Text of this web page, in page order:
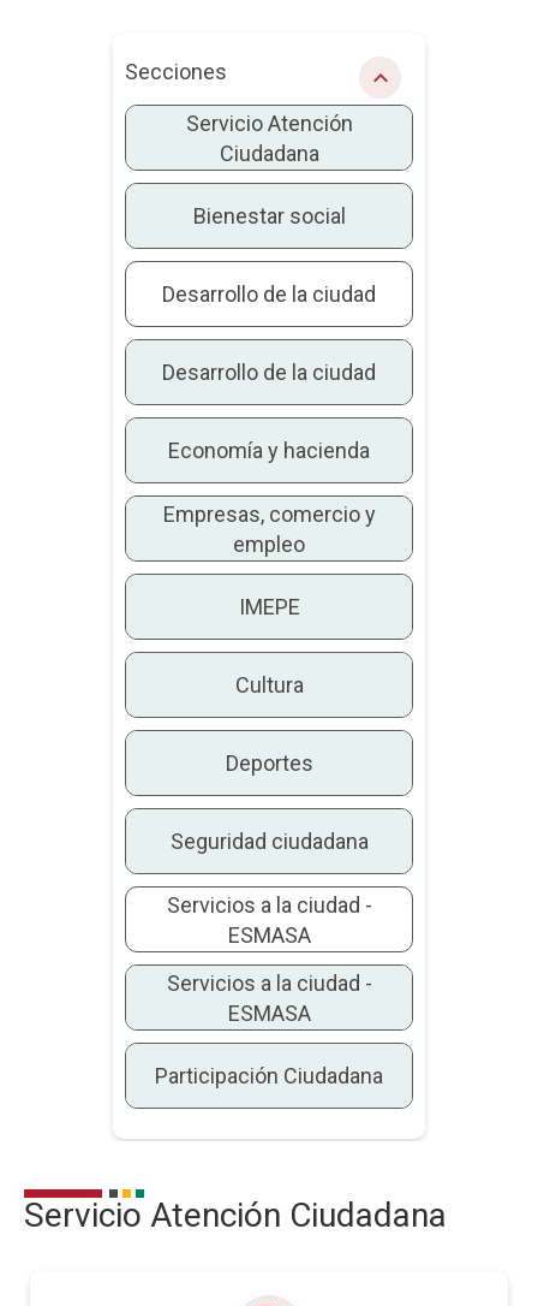
Secciones chevron_right
Servicio Atención
Ciudadana
Bienestar social
Desarrollo de la ciudad
Desarrollo de la ciudad
Economía y hacienda
Empresas, comercio y
empleo
IMEPE
Cultura
Deportes
Seguridad ciudadana
Servicios a la ciudad -
ESMASA
Servicios a la ciudad -
ESMASA
Participación Ciudadana
Servicio Atención Ciudadana